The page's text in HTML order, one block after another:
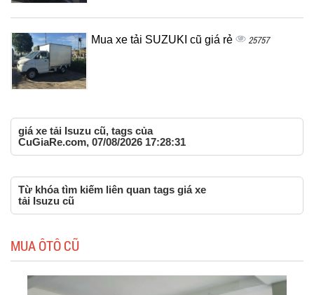
Mua xe tải SUZUKI cũ giá rẻ 25757
giá xe tải Isuzu cũ, tags của
CuGiaRe.com, 07/08/2026 17:28:31
Từ khóa tìm kiếm liên quan tags giá xe
tải Isuzu cũ
MUA ÔTÔ CŨ